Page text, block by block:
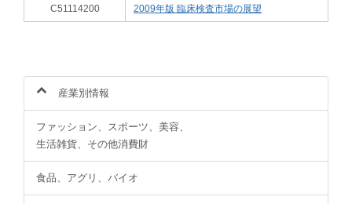
C51114200 2009年版 臨床検査市場の展望
産業別情報
ファッション、スポーツ、美容、
生活雑貨、その他消費財
食品、アグリ、バイオ